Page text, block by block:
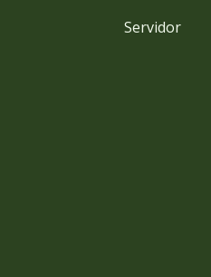
Servidor